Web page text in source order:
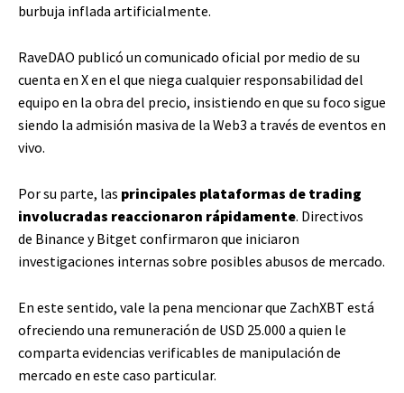
burbuja inflada artificialmente.
RaveDAO publicó un comunicado oficial por medio de su
cuenta en X en el que niega cualquier responsabilidad del
equipo en la obra del precio, insistiendo en que su foco sigue
siendo la admisión masiva de la Web3 a través de eventos en
vivo.
Por su parte, las principales plataformas de trading
involucradas reaccionaron rápidamente. Directivos
de Binance y Bitget confirmaron que iniciaron
investigaciones internas sobre posibles abusos de mercado.
En este sentido, vale la pena mencionar que ZachXBT está
ofreciendo una remuneración de USD 25.000 a quien le
comparta evidencias verificables de manipulación de
mercado en este caso particular.